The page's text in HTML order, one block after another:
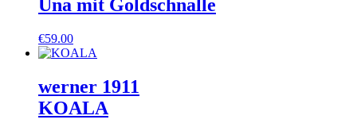
Una mit Goldschnalle
€59.00
werner 1911
KOALA